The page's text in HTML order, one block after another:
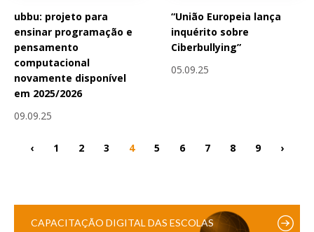
ubbu: projeto para
ensinar programação e
pensamento
computacional
novamente disponível
em 2025/2026
09.09.25
“União Europeia lança
inquérito sobre
Ciberbullying”
05.09.25
‹ 1 2 3 4 5 6 7 8 9 ›
CAPACITAÇÃO DIGITAL DAS ESCOLAS